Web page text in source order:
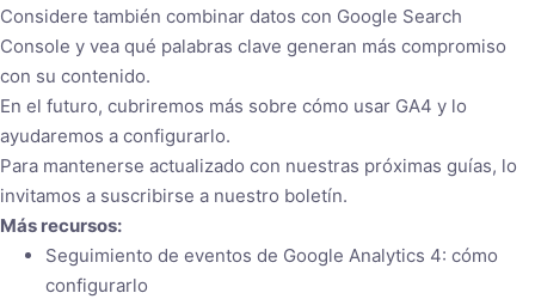
Considere también combinar datos con Google Search
Console y vea qué palabras clave generan más compromiso
con su contenido.
En el futuro, cubriremos más sobre cómo usar GA4 y lo
ayudaremos a configurarlo.
Para mantenerse actualizado con nuestras próximas guías, lo
invitamos a suscribirse a nuestro boletín.
Más recursos:
Seguimiento de eventos de Google Analytics 4: cómo
configurarlo